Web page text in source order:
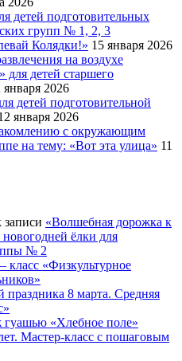
детей подготовительных
групп № 1, 2, 3
Колядки!» 15 января 2026
на воздухе
детей старшего
января 2026
детей подготовительной
января 2026
с окружающим
на тему: «Вот эта улица» 11
записи «Волшебная дорожка к
ёлки для
№ 2
класс «Физкультурное
праздника 8 марта. Средняя
гуашью «Хлебное поле»
Мастер-класс с пошаговым